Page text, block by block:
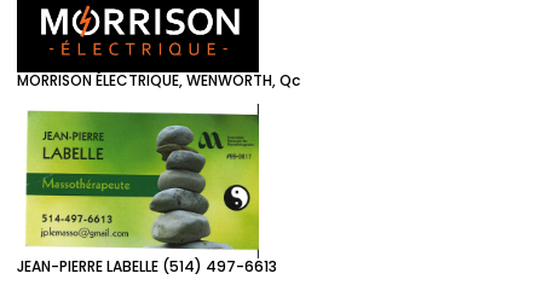
MORRISON ÉLECTRIQUE, WENWORTH, Qc
JEAN-PIERRE LABELLE (514) 497-6613